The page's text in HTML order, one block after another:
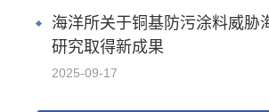
海洋所关于铜基防污涂料威胁
研究取得新成果
2025-09-17